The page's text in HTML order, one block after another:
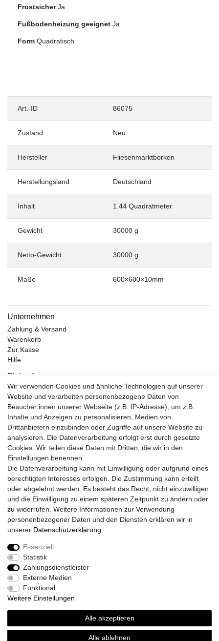
Frostsicher Ja
Fußbodenheizung geeignet Ja
Form Quadratisch
Art.-ID 86075
Zustand Neu
Hersteller Fliesenmarktborken
Herstellungsland Deutschland
Inhalt 1.44 Quadratmeter
Gewicht 30000 g
Netto-Gewicht 30000 g
Maße 600×600×10mm
Unternehmen
Zahlung & Versand
Warenkorb
Zur Kasse
Hilfe
Einkaufen
Kontakt
Unsere Öffnungszeiten
Facebook
Instagram
Mein Konto
Registrieren
Login
Unsere Shop´s
Fliesenmarkt Ochtrup
Fliesenmarkt Borken
Fliesenmarkt Bocholt
Widerrufs­recht
Daten­schutz­erklärung
Wir verwenden Cookies und ähnliche Technologien auf unserer
Website und verarbeiten personenbezogene Daten von
Besucher:innen unserer Webseite (z.B. IP-Adresse), um z.B.
Inhalte und Anzeigen zu personalisieren, Medien von
Drittanbietern einzubinden oder Zugriffe auf unsere Website zu
analysieren. Die Datenverarbeitung erfolgt erst durch gesetzte
Cookies. Wir teilen diese Daten mit Dritten, die wir in den
Einstellungen benennen.
Die Datenverarbeitung kann mit Einwilligung oder aufgrund eines
berechtigten Interesses erfolgen. Die Zustimmung kann erteilt
oder abgelehnt werden. Es besteht das Recht, nicht einzuwilligen
und die Einwilligung zu einem späteren Zeitpunkt zu ändern oder
zu widerrufen. Weitere Informationen zur Verwendung
personenbezogener Daten und den Diensten erklären wir in
unserer Daten­schutz­erklärung
Essenziell
Statistik
Zahlungsdienstleister
Externe Medien
Funktional
Weitere Einstellungen
Alle akzeptieren
Alle ablehnen
© Copyright 2026 | Alle Rechte vorbehalten.